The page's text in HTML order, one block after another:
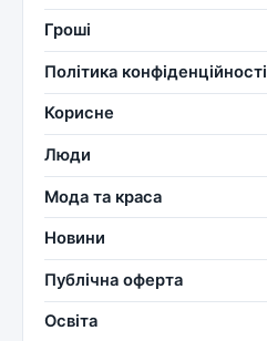
Гроші
Політика конфіденційності
Корисне
Люди
Мода та краса
Новини
Публічна оферта
Освіта